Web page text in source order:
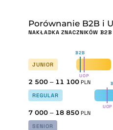
Porównanie B2B i
NAKŁADKA ZNACZNIKÓW
JUNIOR
B2B
UOP
2 500 – 11 100 PLN
REGULAR
UOP
7 000 – 18 850 PLN
SENIOR